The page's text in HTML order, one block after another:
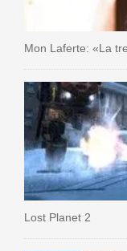
Mon Laferte: «La
Lost Planet 2